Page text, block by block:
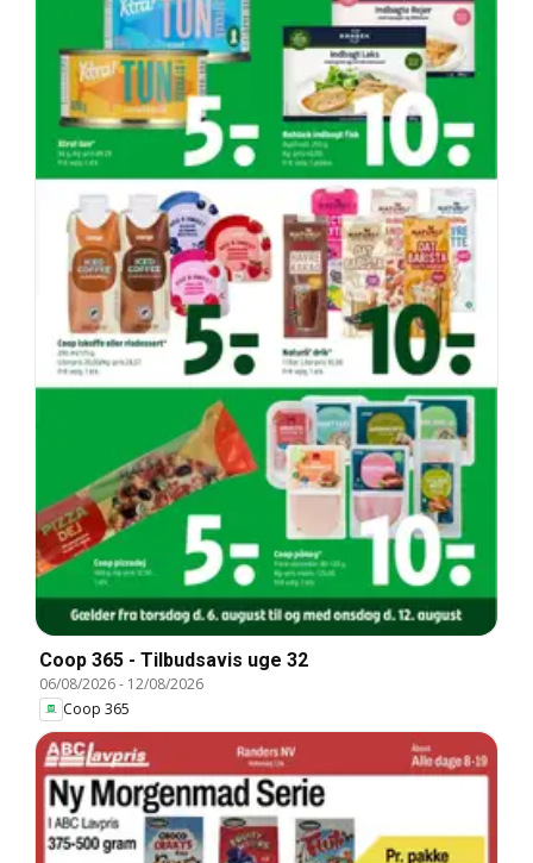
Coop 365 - Tilbudsavis uge 32
06/08/2026- 12/08/2026
Coop 365